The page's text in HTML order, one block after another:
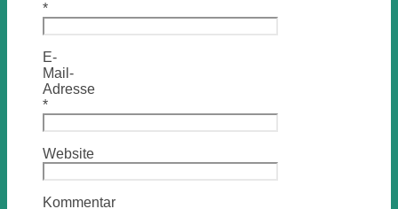
*
E-
Mail-
Adresse
*
Website
Kommentar